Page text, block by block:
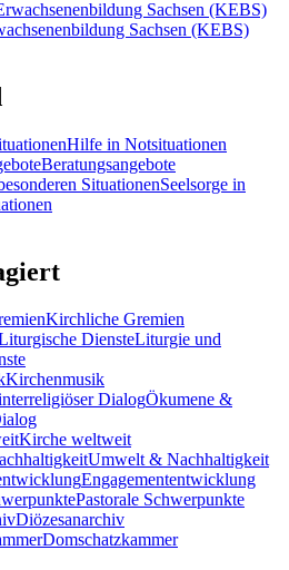
Sachsen (KEBS)
Hilfe in Notsituationen
Beratungsangebote
Seelsorge in
Kirchliche Gremien
Liturgie und
Kirchenmusik
Ökumene &
Kirche weltweit
Umwelt & Nachhaltigkeit
Engagemententwicklung
Pastorale Schwerpunkte
Diözesanarchiv
Domschatzkammer